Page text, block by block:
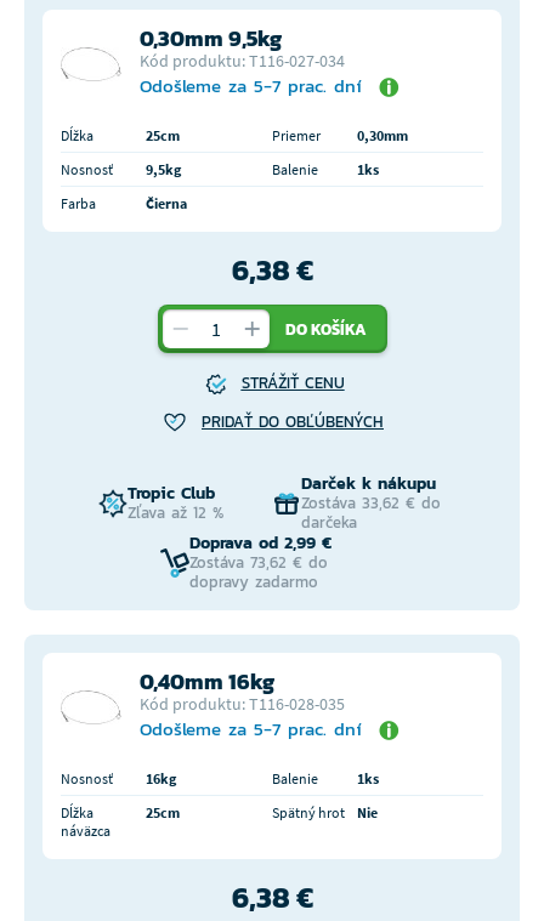
0,30mm 9,5kg
Kód produktu: T116-027-034
Odošleme za 5-7 prac. dní
Dĺžka 25cm Priemer
0,30mm
Nosnosť
9,5kg Balenie
1ks
Farba
Čierna
6,38 €
DO KOŠÍKA
STRÁŽIŤ CENU
PRIDAŤ DO OBĽÚBENÝCH
Tropic Club
Zľava až 12 %
Darček k nákupu
Zostáva 33,62 € do
darčeka
Doprava od 2,99 €
Zostáva 73,62 € do
dopravy zadarmo
0,40mm 16kg
Kód produktu: T116-028-035
Odošleme za 5-7 prac. dní
Nosnosť 16kg Balenie
1ks
Dĺžka
náväzca
25cm Spätný hrot Nie
6,38 €